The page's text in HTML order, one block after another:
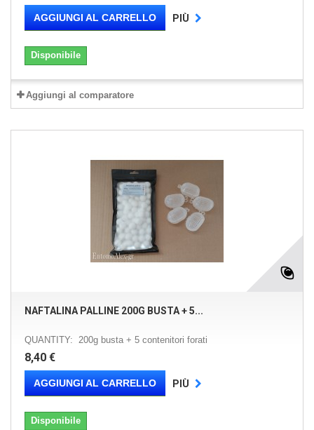
AGGIUNGI AL CARRELLO PIÙ
Disponibile
Aggiungi al comparatore
NAFTALINA PALLINE 200G BUSTA + 5...
QUANTITY: 200g busta + 5 contenitori forati
8,40 €
AGGIUNGI AL CARRELLO PIÙ
Disponibile